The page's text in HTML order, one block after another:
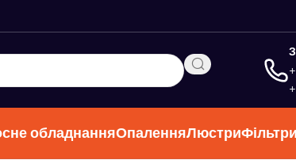
обладнанняОпаленняЛюстриФільтри